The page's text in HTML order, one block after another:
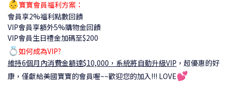
👶寶寶會員福利方案：
會員享2%福利點數回饋
VIP會員享額外5%購物金回饋
VIP會員生日禮金加碼至$200
💍如何成為VIP?
維持6個月內消費金額達$10,000，系統將自動升級VIP ， 超優惠的好
康，僅獻給美國寶寶的會員喔~~歡迎您的加入!!! LOVE💕